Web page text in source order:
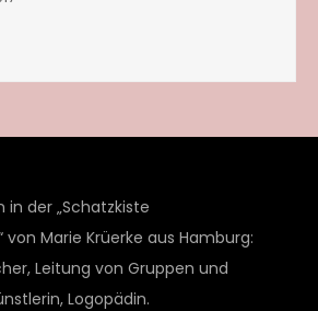
in der „Schatzkiste
Marie Krüerke aus Hamburg:
Leitung von Gruppen und
Logopädin.